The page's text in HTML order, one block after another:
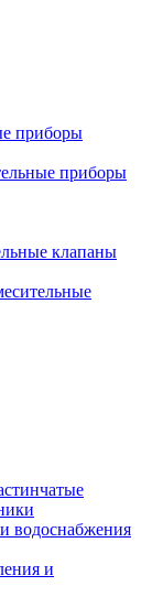
приборы
приборы
клапаны
водоснабжения
и